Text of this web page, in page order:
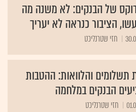
של הבנקים: לא משנה מה
הציבור כנראה לא יעריך
חזי שטרנליכט
תשלומים והלוואות: ההטבות
הבנקים במלחמה
חזי שטרנליכט